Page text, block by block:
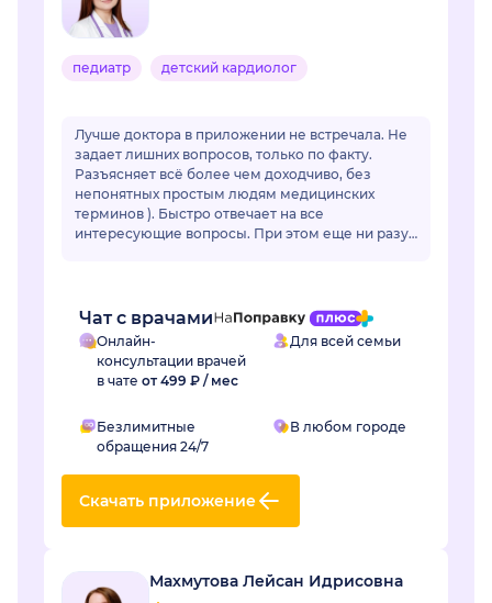
педиатр детский кардиолог
Лучше доктора в приложении не встречала. Не
задает лишних вопросов, только по факту.
Разъясняет всё более чем доходчиво, без
непонятных простым людям медицинских
терминов ). Быстро отвечает на все
интересующие вопросы. При этом еще ни разу
Чат с врачами
Онлайн-
консультации врачей
в чате от 499 ₽ / мес
Для всей семьи
Безлимитные
обращения 24/7
В любом городе
Скачать приложение
Махмутова Лейсан Идрисовна